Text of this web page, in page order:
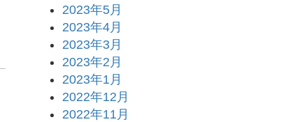
2023年5月
2023年4月
2023年3月
2023年2月
2023年1月
2022年12月
2022年11月